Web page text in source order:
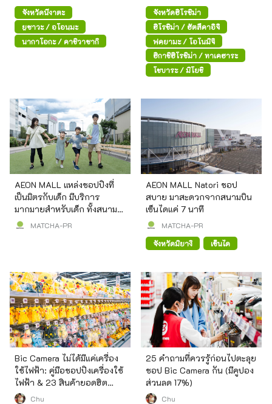
ยิ่งใหญ่ที่สุดของเอจิโกะ มีการ
แสดงดอกไม้ไฟที่สวยงาม
ตระการตากว่า 15,000 นัด
เหนือท้องทะเล
จังหวัดนีงาตะ
ยูซาวะ / อุโอนุมะ
นากาโอกะ / คาชิวาซากิ
จังหวัดฮิโรชิม่า
ฮิโรชิม่า / ฮัตสึคาอิจิ
ฟุคุยามะ / โอโนมิจิ
ฮิกาชิฮิโรชิม่า / ทาเคฮาระ
โชบาระ / มิโยชิ
AEON MALL แหล่งชอปปิงที่
เป็นมิตรกับเด็ก มีบริการ
มากมายสำหรับเด็ก ทั้งสนาม
เด็กเล่นและห้องให้นมบุตร
MATCHA-PR
AEON MALL Natori ชอป
สบาย มาสะดวกจากสนามบิน
เซ็นไดแค่ 7 นาที
MATCHA-PR
จังหวัดมิยางิ
เซ็นได
Bic Camera ไม่ได้มีแค่เครื่อง
ใช้ไฟฟ้า: คู่มือชอปปิงเครื่องใช้
ไฟฟ้า & 23 สินค้ายอดฮิต
ล่าสุด (มีคูปองส่วนลด)
Chu
25 คำถามที่ควรรู้ก่อนไปตะลุย
ชอป Bic Camera กัน (มีคูปอง
ส่วนลด 17%)
Chu